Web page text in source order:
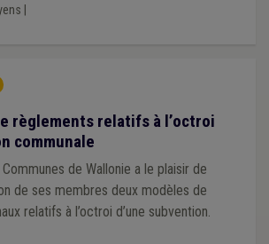
règlements relatifs à l’octroi
communale
de Wallonie a le plaisir de
de ses membres deux modèles de
relatifs à l’octroi d’une subvention.